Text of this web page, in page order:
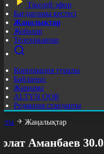
Тікелей эфир
Бағдарлама кестесі
Жаңалықтар
Жобалар
Телехикаялар
Корпорация туралы
Байланыс
Жарнама
ALTYN QOR
Редакция стандарты
Жаңалықтар
Аманбаев